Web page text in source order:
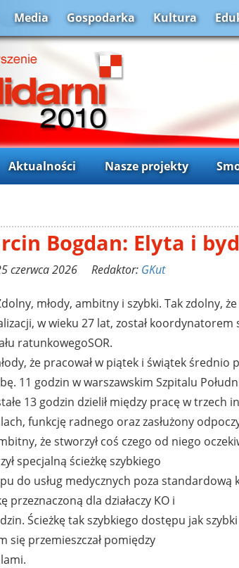
Media Gospodarka Kultura
Aktualności Nasze projekty
Bogdan: Elyta i
czerwca 2026 Redaktor: GKut
młody, ambitny i szybki. Tak zdolny,
w wieku 27 lat, został koordynatorem
ratunkowegoSOR.
że pracował w piątek i świątek średnio
11 godzin w warszawskim Szpitalu
13 godzin dzielił między pracę w trzech
funkcję radnego oraz zasłużony
że stworzył coś czego od niego
specjalną ścieżkę szybkiego
do usług medycznych poza standardową
przeznaczoną dla działaczy KO i
Ścieżkę tak szybkiego dostępu jak szybki
się przemieszczał pomiędzy